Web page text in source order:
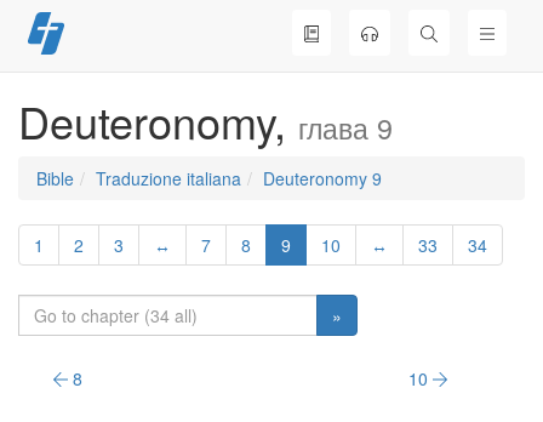
Skip
to
Deuteronomy, глава 9
Bible Traduzione italiana Deuteronomy 9
1 2 3 ↔ 7 8 9 10 ↔ 33 34
»
8 10